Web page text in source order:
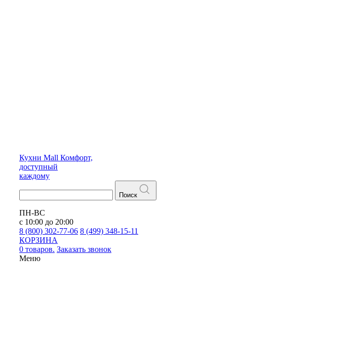
Кухни Mall Комфорт,
доступный
каждому
Поиск
ПН-ВС
с 10:00 до 20:00
8 (800) 302-77-06 8 (499) 348-15-11
КОРЗИНА
0 товаров. Заказать звонок
Меню